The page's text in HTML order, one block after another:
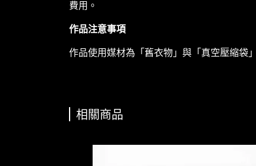
費用。
作品注意事項
作品使用媒材為「舊衣物」與「真空壓縮袋
相關商品